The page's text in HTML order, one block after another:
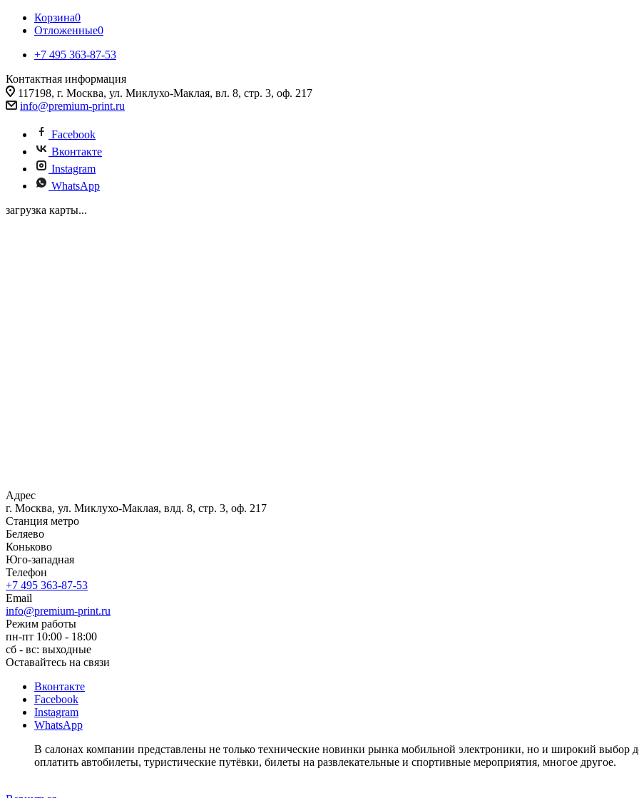
Корзина0
Отложенные0
+7 495 363-87-53
Контактная информация
117198, г. Москва, ул. Миклухо-Маклая, вл. 8, стр. 3, оф. 217
info@premium-print.ru
Facebook
Вконтакте
Instagram
WhatsApp
загрузка карты...
Адрес
г. Москва, ул. Миклухо-Маклая, влд. 8, стр. 3, оф. 217
Станция метро
Беляево
Коньково
Юго-западная
Телефон
+7 495 363-87-53
Email
info@premium-print.ru
Режим работы
пн-пт 10:00 - 18:00
сб - вс: выходные
Оставайтесь на связи
Вконтакте
Facebook
Instagram
WhatsApp
В салонах компании представлены не только технические новинки рынка мобильной электроники, но и широкий выбор
оплатить автобилеты, туристические путёвки, билеты на развлекательные и спортивные мероприятия, многое другое.